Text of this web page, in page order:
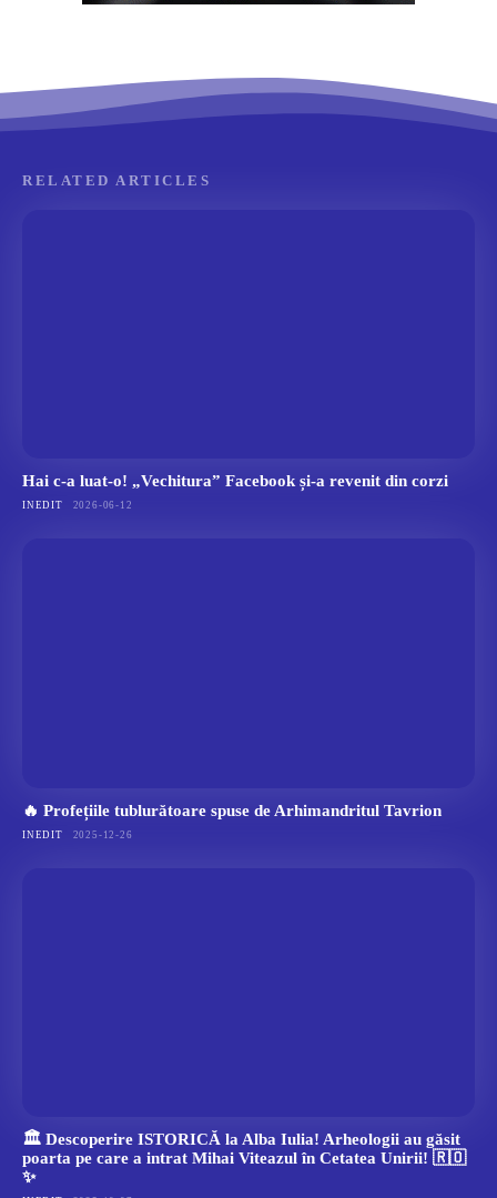
RELATED ARTICLES
Hai c-a luat-o! „Vechitura” Facebook și-a revenit din corzi
INEDIT 2026-06-12
🔥 Profețiile tublurătoare spuse de Arhimandritul Tavrion
INEDIT 2025-12-26
🏛️ Descoperire ISTORICĂ la Alba Iulia! Arheologii au găsit
poarta pe care a intrat Mihai Viteazul în Cetatea Unirii! 🇷🇴
✨